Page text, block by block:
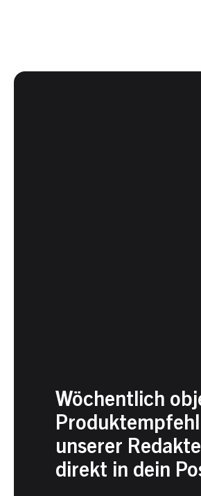
Wöchentlich
unserer
direkt in dein